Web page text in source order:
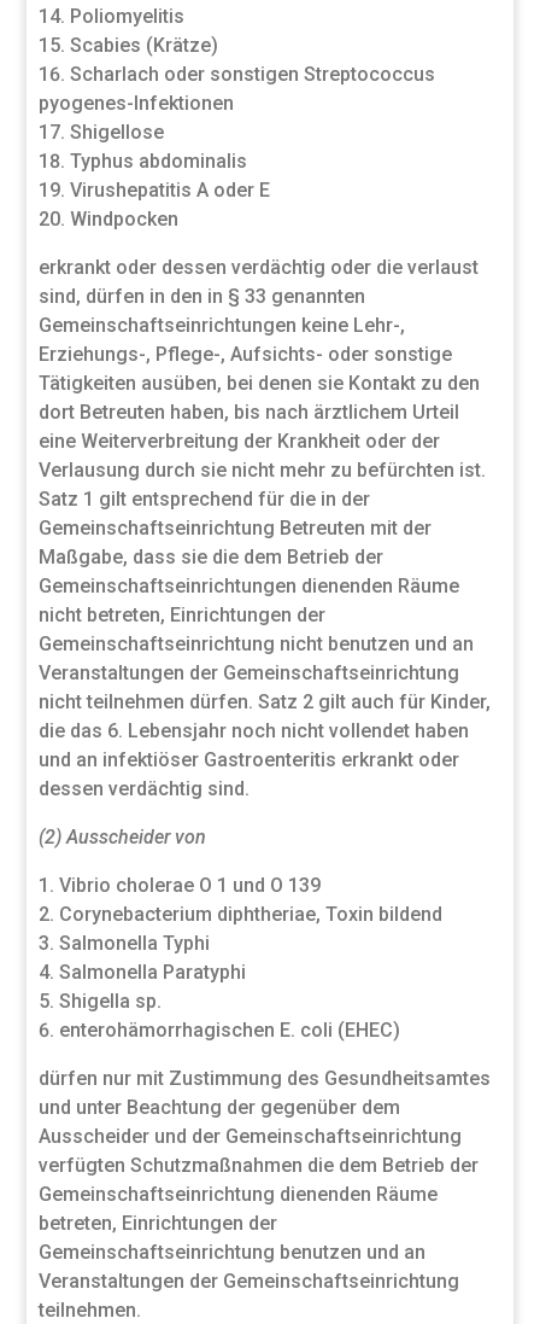
Poliomyelitis
Scabies (Krätze)
Scharlach oder sonstigen Streptococcus
pyogenes-Infektionen
Shigellose
Typhus abdominalis
Virushepatitis A oder E
Windpocken
erkrankt oder dessen verdächtig oder die verlaust
sind, dürfen in den in § 33 genannten
Gemeinschaftseinrichtungen keine Lehr-,
Erziehungs-, Pflege-, Aufsichts- oder sonstige
Tätigkeiten ausüben, bei denen sie Kontakt zu den
dort Betreuten haben, bis nach ärztlichem Urteil
eine Weiterverbreitung der Krankheit oder der
Verlausung durch sie nicht mehr zu befürchten ist.
Satz 1 gilt entsprechend für die in der
Gemeinschaftseinrichtung Betreuten mit der
Maßgabe, dass sie die dem Betrieb der
Gemeinschaftseinrichtungen dienenden Räume
nicht betreten, Einrichtungen der
Gemeinschaftseinrichtung nicht benutzen und an
Veranstaltungen der Gemeinschaftseinrichtung
nicht teilnehmen dürfen. Satz 2 gilt auch für Kinder,
die das 6. Lebensjahr noch nicht vollendet haben
und an infektiöser Gastroenteritis erkrankt oder
dessen verdächtig sind.
(2) Ausscheider von
Vibrio cholerae O 1 und O 139
Corynebacterium diphtheriae, Toxin bildend
Salmonella Typhi
Salmonella Paratyphi
Shigella sp.
enterohämorrhagischen E. coli (EHEC)
dürfen nur mit Zustimmung des Gesundheitsamtes
und unter Beachtung der gegenüber dem
Ausscheider und der Gemeinschaftseinrichtung
verfügten Schutzmaßnahmen die dem Betrieb der
Gemeinschaftseinrichtung dienenden Räume
betreten, Einrichtungen der
Gemeinschaftseinrichtung benutzen und an
Veranstaltungen der Gemeinschaftseinrichtung
teilnehmen.